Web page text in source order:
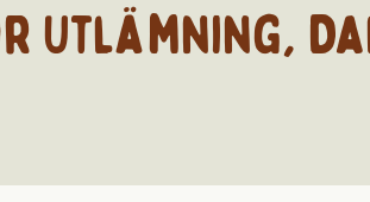
Utlämning,